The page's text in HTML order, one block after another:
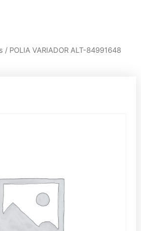
/ POLIA VARIADOR ALT-84991648